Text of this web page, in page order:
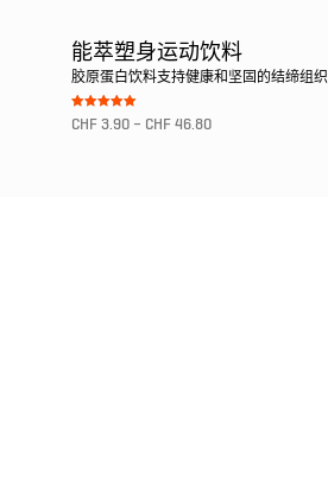
能萃塑身运动饮料
胶原蛋白饮料支持健康和坚固的结缔组织
Bewertet mit
5.00
CHF 3.90 – CHF 46.80